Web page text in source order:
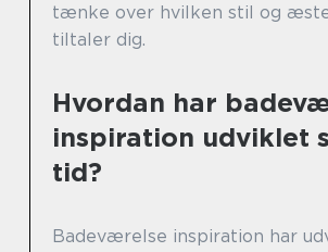
tænke over hvilken stil og
tiltaler dig.
Hvordan har
inspiration udviklet
tid?
Badeværelse inspiration har